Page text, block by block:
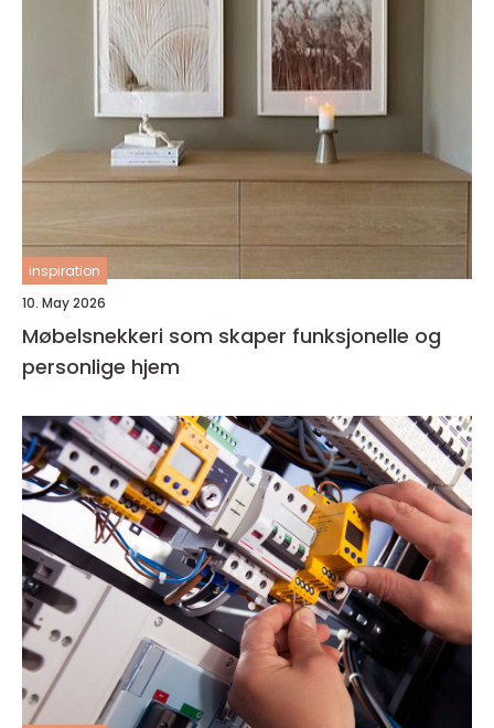
inspiration
10. May 2026
Møbelsnekkeri som skaper funksjonelle og
personlige hjem